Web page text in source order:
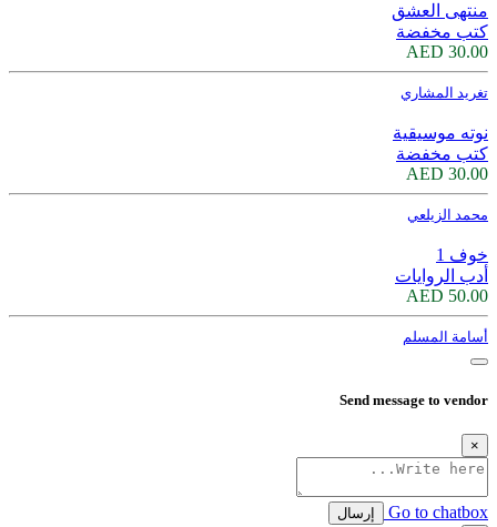
منتهى العشق
كتب مخفضة
30.00 AED
تغريد المشاري
نوته موسيقية
كتب مخفضة
30.00 AED
محمد الزيلعي
خوف 1
أدب الروايات
50.00 AED
أسامة المسلم
Send message to vendor
×
Go to chatbox
إرسال